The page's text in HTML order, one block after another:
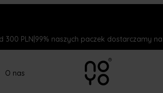
300 PLN 99% naszych paczek dostarczamy
O nas